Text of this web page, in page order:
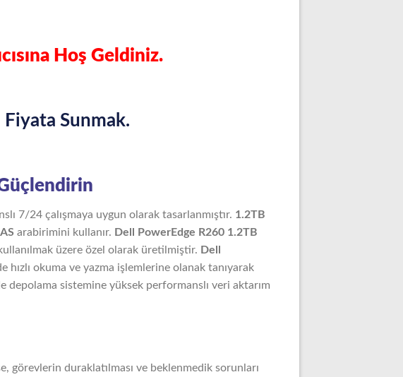
Hoş Geldiniz.
Sunmak.
7/24 çalışmaya uygun olarak tasarlanmıştır. 1.2TB
arabirimini kullanır. Dell PowerEdge R260 1.2TB
üzere özel olarak üretilmiştir. Dell
hızlı okuma ve yazma işlemlerine olanak tanıyarak
depolama sistemine yüksek performanslı veri aktarım
görevlerin duraklatılması ve beklenmedik sorunları